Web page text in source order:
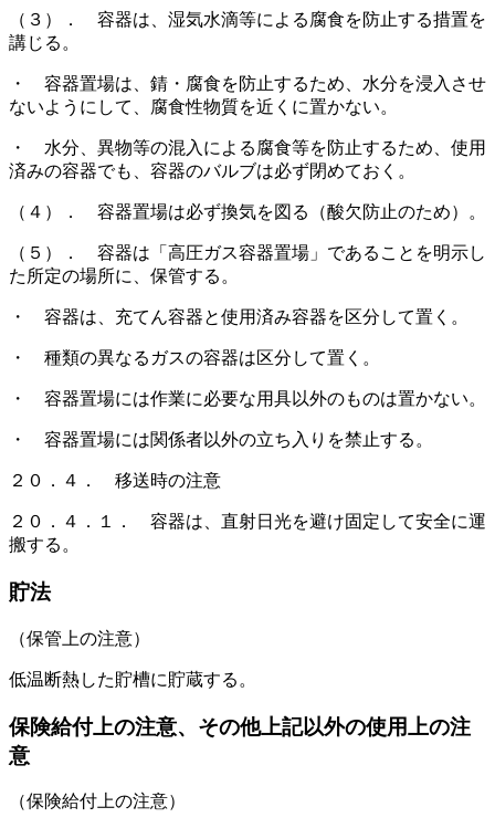
（３）． 容器は、湿気水滴等による腐食を防止する措置を
講じる。
・ 容器置場は、錆・腐食を防止するため、水分を浸入させ
ないようにして、腐食性物質を近くに置かない。
・ 水分、異物等の混入による腐食等を防止するため、使用
済みの容器でも、容器のバルブは必ず閉めておく。
（４）． 容器置場は必ず換気を図る（酸欠防止のため）。
（５）． 容器は「高圧ガス容器置場」であることを明示し
た所定の場所に、保管する。
・ 容器は、充てん容器と使用済み容器を区分して置く。
・ 種類の異なるガスの容器は区分して置く。
・ 容器置場には作業に必要な用具以外のものは置かない。
・ 容器置場には関係者以外の立ち入りを禁止する。
２０．４． 移送時の注意
２０．４．１． 容器は、直射日光を避け固定して安全に運
搬する。
貯法
（保管上の注意）
低温断熱した貯槽に貯蔵する。
保険給付上の注意、その他上記以外の使用上の注
意
（保険給付上の注意）